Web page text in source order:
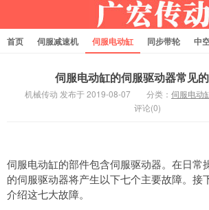
首页 伺服减速机 伺服电动缸 同步带轮
中
伺服电动缸的伺服驱动器常见
机械传动 发布于 2019-08-07 分类： 伺服电动
评论(0)
伺服电动缸的部件包含伺服驱动器。在日常
的伺服驱动器将产生以下七个主要故障。接
介绍这七大故障。